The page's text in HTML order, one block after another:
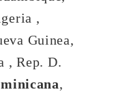
,
Guinea,
, Rep. D.
,